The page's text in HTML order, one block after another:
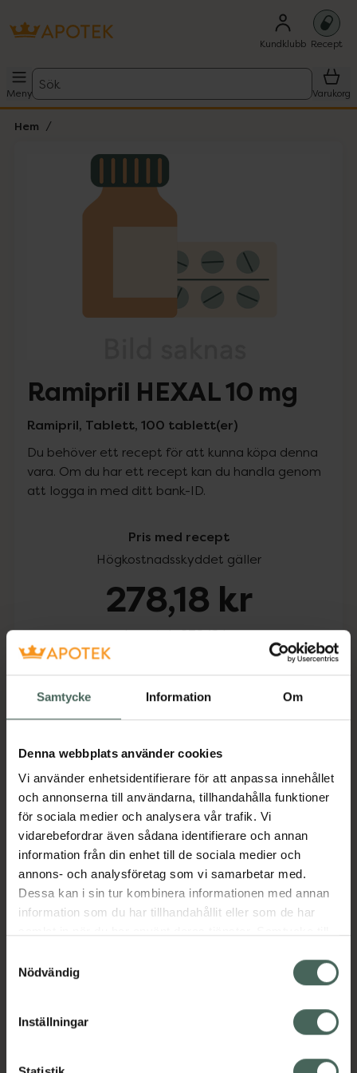
Samtycke Information Om
Denna webbplats använder cookies
Vi använder enhetsidentifierare för att anpassa innehållet
och annonserna till användarna, tillhandahålla funktioner
för sociala medier och analysera vår trafik. Vi
vidarebefordrar även sådana identifierare och annan
information från din enhet till de sociala medier och
annons- och analysföretag som vi samarbetar med.
Dessa kan i sin tur kombinera informationen med annan
information som du har tillhandahållit eller som de har
återkalla ditt samtycke via webbplatsens
cookieinställningar. Ett återkallat samtycke påverkar inte
lagligheten av behandling som skett innan återkallelsen.
Nödvändig
Inställningar
Kundklubb Recept
Meny
Sök
Varukorg
Hem
Lista: . Innehåller 1 objekt.
Ramipril HEXAL 10 mg
Ramipril, Tablett, 100 tablett(er)
Du behöver ett recept för att kunna köpa denna
vara. Om du har ett recept kan du handla genom
att logga in med ditt bank-ID.
Pris med recept
Högkostnadsskyddet gäller
278,18 kr
I apotek:278,18 kr
Köp via ditt recept
Beskrivning Dölj
Läs alltid bipacksedeln innan
användning.
EAN:
07046260761155